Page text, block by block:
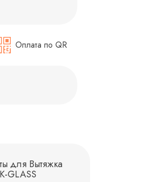
Оплата по QR
для Вытяжка
GLASS